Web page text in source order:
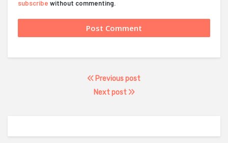
subscribe without commenting.
Previous post
Next post